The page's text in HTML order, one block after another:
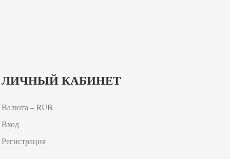
ЛИЧНЫЙ КАБИНЕТ
Валюта – RUB
Вход
Регистрация